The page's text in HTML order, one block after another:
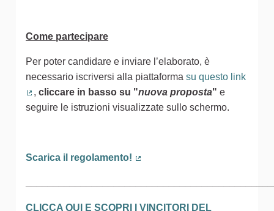
Come partecipare
Per poter candidare e inviare l’elaborato, è
necessario iscriversi alla piattaforma su questo link
(Collegamento esterno)
, cliccare in basso su "nuova proposta" e
seguire le istruzioni visualizzate sullo schermo.
Scarica il regolamento!
CLICCA QUI E SCOPRI I VINCITORI DEL